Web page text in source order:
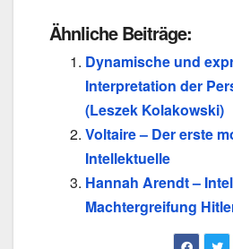
Ähnliche Beiträge:
Dynamische und
Interpretation der
(Leszek Kolakowski)
Voltaire – Der erste
Intellektuelle
Hannah Arendt –
Machtergreifung